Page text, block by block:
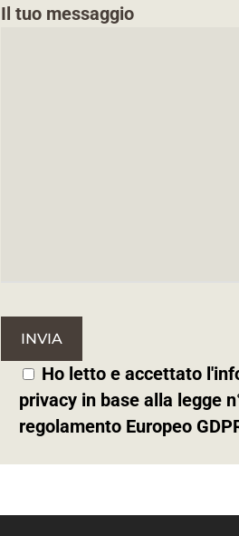
Il tuo messaggio
Ho letto e accettato
privacy in base alla legge
regolamento Europeo